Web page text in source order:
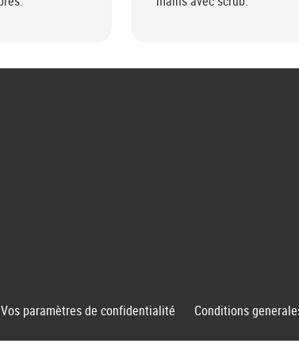
Vos paramètres de confidentialité Conditions